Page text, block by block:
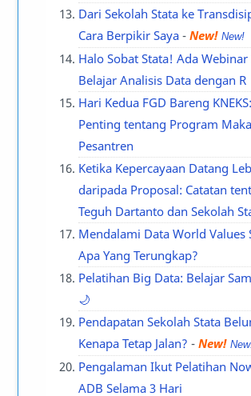
Dari Sekolah Stata ke
Cara Berpikir Saya -New!
Halo Sobat Stata! Ada
Belajar Analisis Data dengan R
Hari Kedua FGD Bareng
Penting tentang Program
Pesantren
Ketika Kepercayaan Datang
daripada Proposal: Catatan
Teguh Dartanto dan Sekolah
Mendalami Data World Values
Apa Yang Terungkap?
Pelatihan Big Data: Belajar
🌙
Pendapatan Sekolah Stata
Kenapa Tetap Jalan? -New!
Pengalaman Ikut Pelatihan
ADB Selama 3 Hari